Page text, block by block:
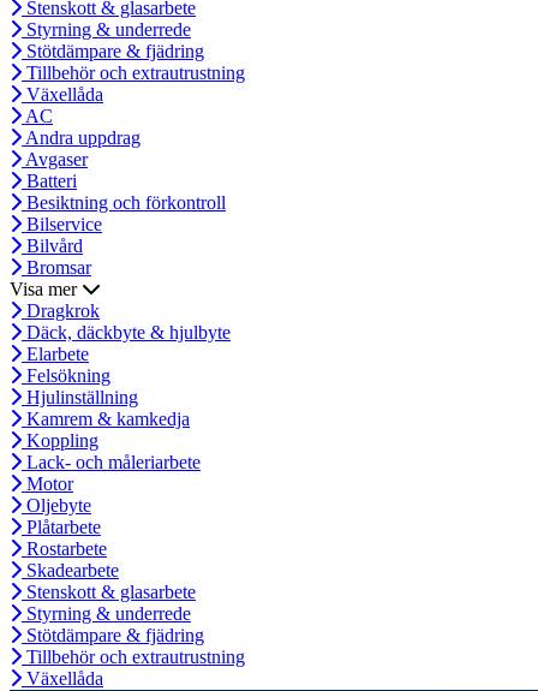
Stenskott & glasarbete
Styrning & underrede
Stötdämpare & fjädring
Tillbehör och extrautrustning
Växellåda
AC
Andra uppdrag
Avgaser
Batteri
Besiktning och förkontroll
Bilservice
Bilvård
Bromsar
Visa mer
Dragkrok
Däck, däckbyte & hjulbyte
Elarbete
Felsökning
Hjulinställning
Kamrem & kamkedja
Koppling
Lack- och måleriarbete
Motor
Oljebyte
Plåtarbete
Rostarbete
Skadearbete
Stenskott & glasarbete
Styrning & underrede
Stötdämpare & fjädring
Tillbehör och extrautrustning
Växellåda